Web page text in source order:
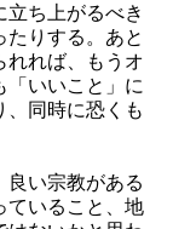
立ち上がるべき
たりする。あと
れれば、もうオ
「いいこと」に
、同時に恐くも
い宗教がある
ていること、地